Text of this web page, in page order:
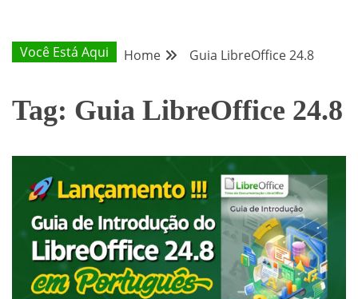
COMUNIDADE
BRASILEIRA
Você Está Aqui Home Guia LibreOffice 24.8
Tag: Guia LibreOffice 24.8